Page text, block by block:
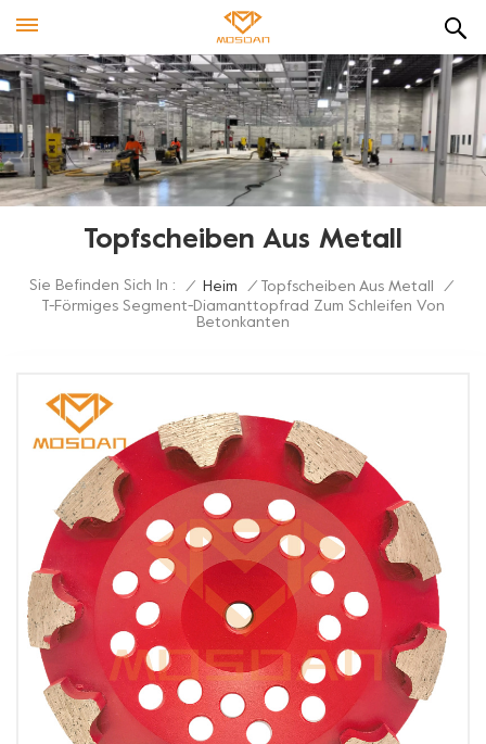
Topfscheiben Aus Metall
Sie Befinden Sich In : / Heim / Topfscheiben Aus Metall
/
T-Förmiges Segment-Diamanttopfrad Zum Schleifen Von
Betonkanten